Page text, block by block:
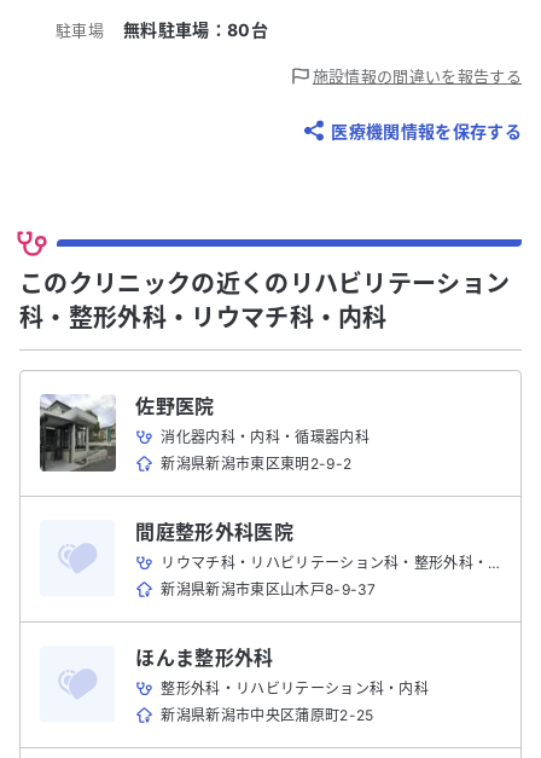
駐車場 無料駐車場： 80台
施設情報の間違いを報告する
医療機関情報を保存する
このクリニックの近くのリハビリテーション
科・整形外科・リウマチ科・内科
佐野医院
消化器内科・内科・循環器内科
新潟県新潟市東区東明2-9-2
間庭整形外科医院
リウマチ科・リハビリテーション科・整形外科・内科
新潟県新潟市東区山木戸8-9-37
ほんま整形外科
整形外科・リハビリテーション科・内科
新潟県新潟市中央区蒲原町2-25